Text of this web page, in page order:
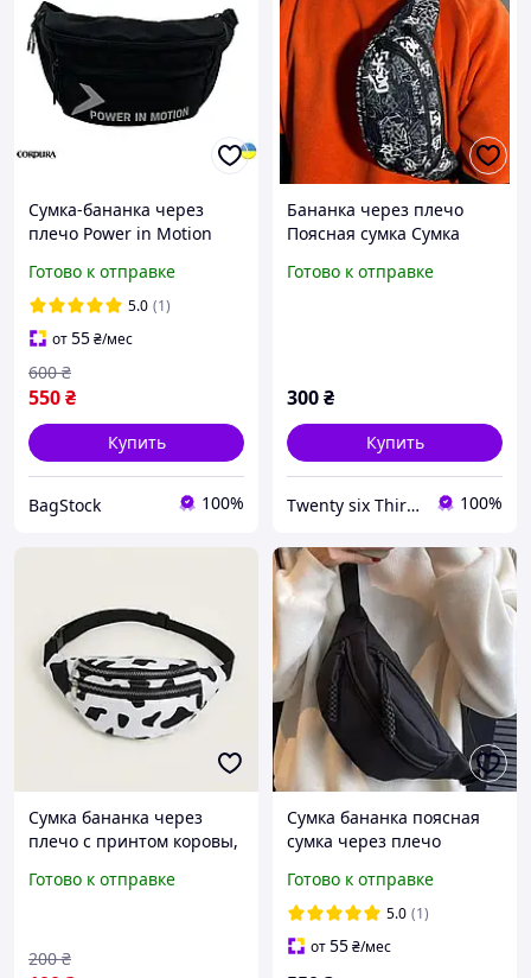
Сумка-бананка через
плечо Power in Motion
города
Готово к отправке
5.0 (1)
от55₴/мес
550₴
600 ₴
Купить
BagStock 100%
Бананка через плечо
Поясная сумка Сумка
Готово к отправке
300₴
Купить
Twenty six Thirty eight 100%
Сумка бананка через
плечо с принтом коровы,
кроссбоди с
Готово к отправке
200 ₴
Сумка бананка поясная
сумка через плечо
Готово к отправке
5.0 (1)
от55₴/мес